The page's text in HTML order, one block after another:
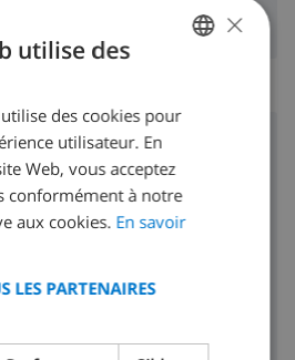
DUTCH
SPANISH
GERMAN
DANISH
×
utilise des
des cookies pour
utilisateur. En
Web, vous acceptez
conformément à notre
aux cookies. En savoir
LES PARTENAIRES